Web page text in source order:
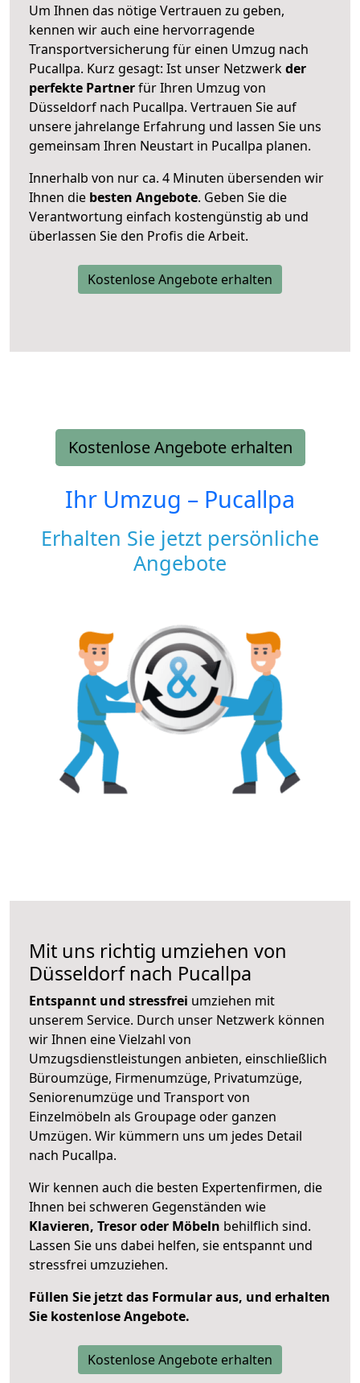
Um Ihnen das nötige Vertrauen zu geben,
kennen wir auch eine hervorragende
Transportversicherung für einen Umzug nach
Pucallpa. Kurz gesagt: Ist unser Netzwerkder
perfekte Partnerfür Ihren Umzug von
Düsseldorf nach Pucallpa. Vertrauen Sie auf
unsere jahrelange Erfahrung und lassen Sie uns
gemeinsam Ihren Neustart in Pucallpa planen.
Innerhalb von nur ca. 4 Minuten übersenden wir
Ihnen die besten Angebote. Geben Sie die
Verantwortung einfach kostengünstig ab und
überlassen Sie den Profis die Arbeit.
Kostenlose Angebote erhalten
Kostenlose Angebote erhalten
Ihr Umzug – Pucallpa
Erhalten Sie jetzt persönliche
Angebote
Mit uns richtig umziehen von
Düsseldorf nach Pucallpa
Entspannt und stressfrei umziehen mit
unserem Service. Durch unser Netzwerk können
wir Ihnen eine Vielzahl von
Umzugsdienstleistungen anbieten, einschließlich
Büroumzüge, Firmenumzüge, Privatumzüge,
Seniorenumzüge und Transport von
Einzelmöbeln als Groupage oder ganzen
Umzügen. Wir kümmern uns um jedes Detail
nach Pucallpa.
Wir kennen auch die besten Expertenfirmen, die
Ihnen bei schweren Gegenständen wie
Klavieren, Tresor oder Möbeln behilflich sind.
Lassen Sie uns dabei helfen, sie entspannt und
stressfrei umzuziehen.
Füllen Sie jetzt das Formular aus, und erhalten
Sie kostenlose Angebote.
Kostenlose Angebote erhalten